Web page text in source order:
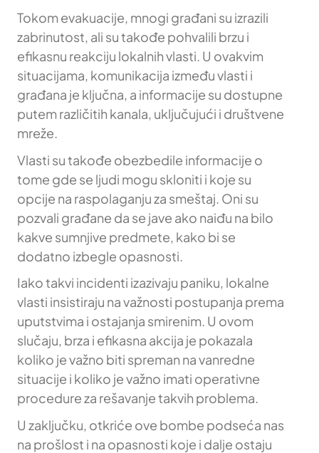
Tokom evakuacije, mnogi građani su izrazili
zabrinutost, ali su takođe pohvalili brzu i
efikasnu reakciju lokalnih vlasti. U ovakvim
situacijama, komunikacija između vlasti i
građana je ključna, a informacije su dostupne
putem različitih kanala, uključujući i društvene
mreže.
Vlasti su takođe obezbedile informacije o
tome gde se ljudi mogu skloniti i koje su
opcije na raspolaganju za smeštaj. Oni su
pozvali građane da se jave ako naiđu na bilo
kakve sumnjive predmete, kako bi se
dodatno izbegle opasnosti.
Iako takvi incidenti izazivaju paniku, lokalne
vlasti insistiraju na važnosti postupanja prema
uputstvima i ostajanja smirenim. U ovom
slučaju, brza i efikasna akcija je pokazala
koliko je važno biti spreman na vanredne
situacije i koliko je važno imati operativne
procedure za rešavanje takvih problema.
U zaključku, otkriće ove bombe podseća nas
na prošlost i na opasnosti koje i dalje ostaju